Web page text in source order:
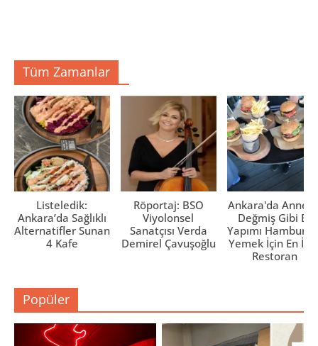
Tüm Zamanlar
Listeledik:
Ankara’da Sağlıklı
Alternatifler Sunan
4 Kafe
Röportaj: BSO
Viyolonsel
Sanatçısı Verda
Demirel Çavuşoğlu
Ankara'da Anne
Değmiş Gibi Ev
Yapımı
Yemek İçin En İyi
Restoran
Popüler